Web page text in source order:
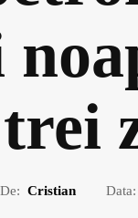
trei
De: Cristian Data: